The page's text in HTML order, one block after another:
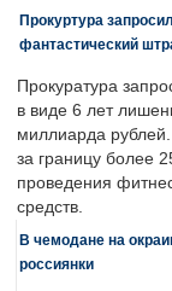
Прокуртура
фантастический
Прокуратура
в виде 6 лет
миллиарда
за границу более
проведения
средств.
В чемодане на
россиянки